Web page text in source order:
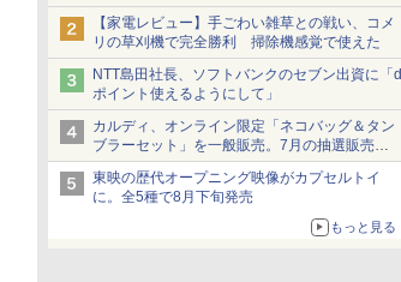
ショーツは1990円に
【家電レビュー】手ごわい雑草との戦い、コメ
リの草刈機で完全勝利 掃除機感覚で使えた
NTT島田社長、ソフトバンクのセブン出資に「d
ポイント使えるようにして」
カルディ、オンライン限定「ネコバッグ＆タン
ブラーセット」を一般販売。7月の抽選販売の
当選無効分
東映の歴代オープニング映像がカプセルトイ
に。全5種で8月下旬発売
もっと見る